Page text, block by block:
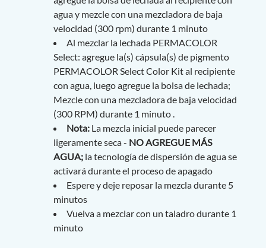
agua y mezcle con una mezcladora de baja
velocidad (300 rpm) durante 1 minuto
Al mezclar la lechada PERMACOLOR
Select: agregue la(s) cápsula(s) de pigmento
PERMACOLOR Select Color Kit al recipiente
con agua, luego agregue la bolsa de lechada;
Mezcle con una mezcladora de baja velocidad
(300 RPM) durante 1 minuto .
Nota: La mezcla inicial puede parecer
ligeramente seca - NO AGREGUE MÁS
AGUA;la tecnología de dispersión de agua se
activará durante el proceso de apagado
Espere y deje reposar la mezcla durante 5
minutos
Vuelva a mezclar con un taladro durante 1
minuto